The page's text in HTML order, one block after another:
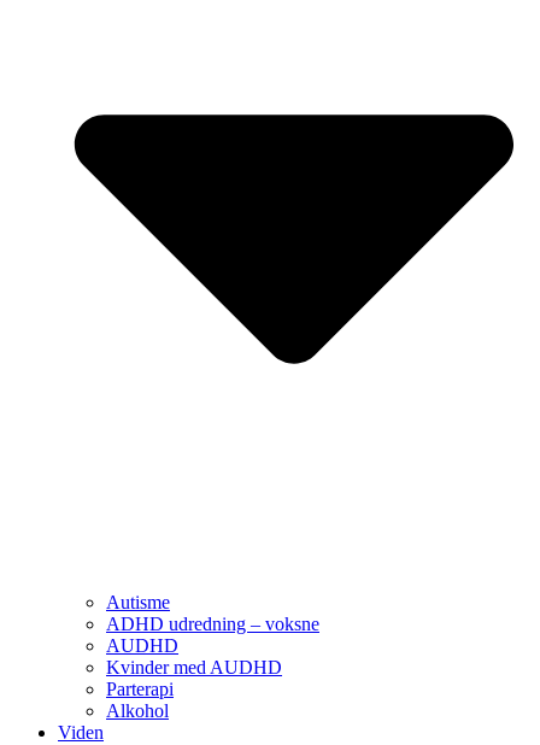
Autisme
ADHD udredning – voksne
AUDHD
Kvinder med AUDHD
Parterapi
Alkohol
Viden